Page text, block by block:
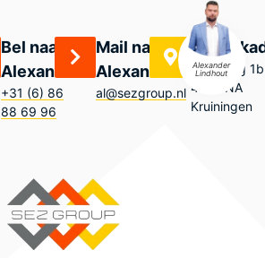
Bel naar
Alexander
+31 (6) 86
88 69 96
Mail naar
Alexander
al@sezgroup.nl
Zandweg
4416 NA
Kruiningen
Alexander
Lindhout